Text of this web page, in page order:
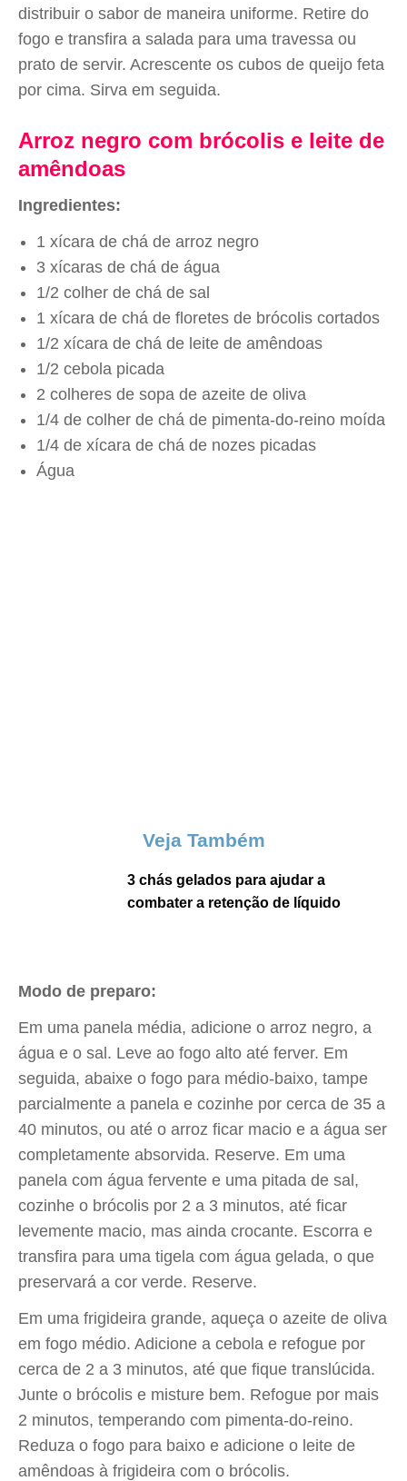
distribuir o sabor de maneira uniforme. Retire do
fogo e transfira a salada para uma travessa ou
prato de servir. Acrescente os cubos de queijo feta
por cima. Sirva em seguida.
Arroz negro com brócolis e leite de
amêndoas
Ingredientes:
1 xícara de chá de arroz negro
3 xícaras de chá de água
1/2 colher de chá de sal
1 xícara de chá de floretes de brócolis cortados
1/2 xícara de chá de leite de amêndoas
1/2 cebola picada
2 colheres de sopa de azeite de oliva
1/4 de colher de chá de pimenta-do-reino moída
1/4 de xícara de chá de nozes picadas
Água
Veja Também
3 chás gelados para ajudar a
combater a retenção de líquido
Modo de preparo:
Em uma panela média, adicione o arroz negro, a
água e o sal. Leve ao fogo alto até ferver. Em
seguida, abaixe o fogo para médio-baixo, tampe
parcialmente a panela e cozinhe por cerca de 35 a
40 minutos, ou até o arroz ficar macio e a água ser
completamente absorvida. Reserve. Em uma
panela com água fervente e uma pitada de sal,
cozinhe o brócolis por 2 a 3 minutos, até ficar
levemente macio, mas ainda crocante. Escorra e
transfira para uma tigela com água gelada, o que
preservará a cor verde. Reserve.
Em uma frigideira grande, aqueça o azeite de oliva
em fogo médio. Adicione a cebola e refogue por
cerca de 2 a 3 minutos, até que fique translúcida.
Junte o brócolis e misture bem. Refogue por mais
2 minutos, temperando com pimenta-do-reino.
Reduza o fogo para baixo e adicione o leite de
amêndoas à frigideira com o brócolis.